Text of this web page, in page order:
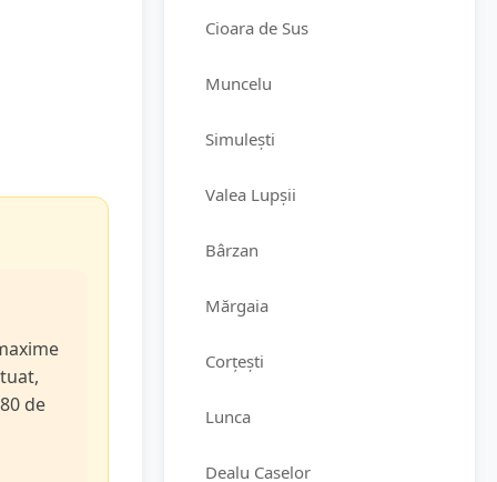
de
Cioara de Sus
Muncelu
Simulești
Valea Lupșii
Bârzan
Mărgaia
Corțești
Lunca
Dealu Caselor